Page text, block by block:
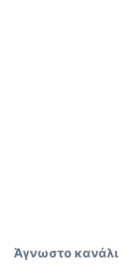
Άγνωστο κανάλι